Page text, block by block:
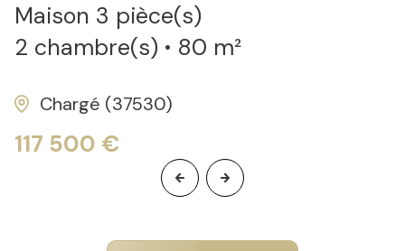
Maison 3 pièce(s)
2 chambre(s)
80 m²
Chargé (37530)
117 500 €